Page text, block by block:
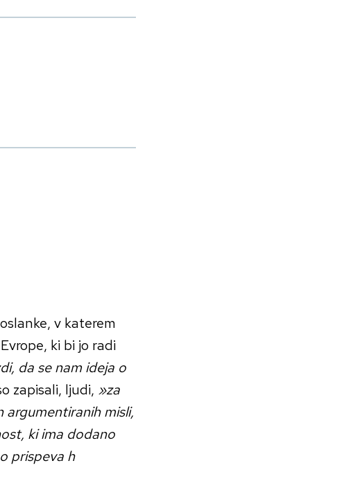
v katerem
ki bi jo radi
da se nam ideja o
zapisali, ljudi, »za
misli,
ki ima dodano
prispeva h